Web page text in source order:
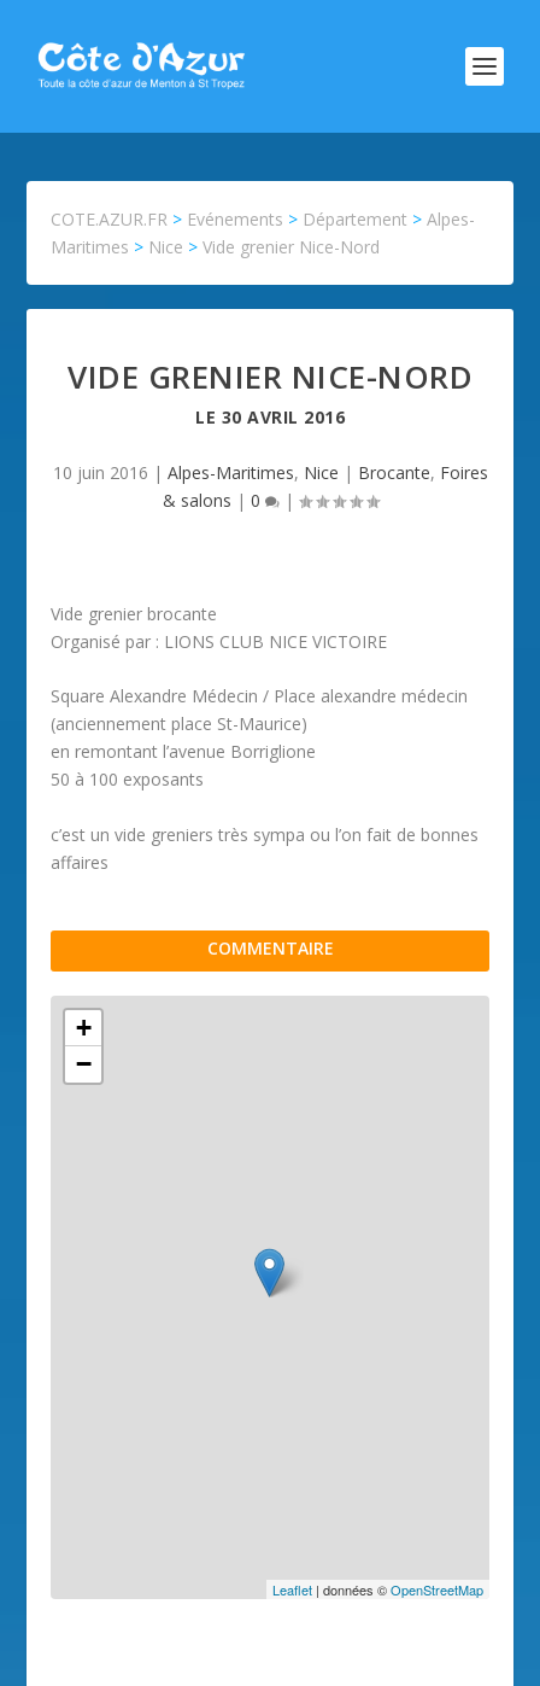
COTE.AZUR.FR > Evénements > Département >Alpes-
Maritimes > Nice >Vide grenier Nice-Nord
VIDE GRENIER NICE-NORD
LE 30 AVRIL 2016
10 juin 2016 | Alpes-Maritimes, Nice | Brocante, Foires
& salons | 0 |
Vide grenier brocante
Organisé par : LIONS CLUB NICE VICTOIRE
Square Alexandre Médecin / Place alexandre médecin
(anciennement place St-Maurice)
en remontant l’avenue Borriglione
50 à 100 exposants
c’est un vide greniers très sympa ou l’on fait de bonnes
affaires
COMMENTAIRE
+
−
Leaflet| données ©OpenStreetMap